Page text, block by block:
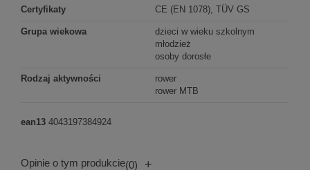
Certyfikaty CE (EN 1078), TÜV GS
Grupa wiekowa
dzieci w wieku szkolnym
młodzież
osoby dorosłe
Rodzaj aktywności
rower
rower MTB
ean13 4043197384924
Opinie o tym produkcie(0) +